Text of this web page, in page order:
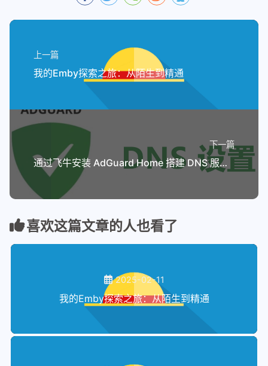
上一篇
我的Emby探索之旅：从陌生到精通
下一篇
通过飞牛安装 AdGuard Home 搭建 DNS 服务器
喜欢这篇文章的人也看了
2025-02-11
我的Emby探索之旅：从陌生到精通